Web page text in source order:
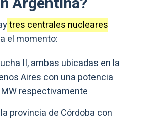
tres centrales nucleares
el momento:
II, ambas ubicadas en la
Aires con una potencia
respectivamente
provincia de Córdoba con